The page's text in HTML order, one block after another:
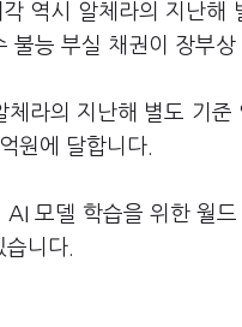
역시 알체라의 지난
능 부실 채권이 장부상
라의 지난해 별도 기
원에 달합니다.
모델 학습을 위한 월
니다.